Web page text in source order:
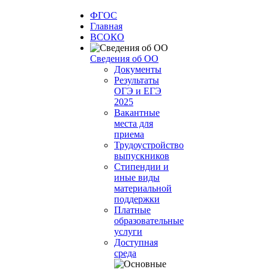
ФГОС
Главная
ВСОКО
Сведения об ОО
Документы
Результаты
ОГЭ и ЕГЭ
2025
Вакантные
места для
приема
Трудоустройство
выпускников
Стипендии и
иные виды
материальной
поддержки
Платные
образовательные
услуги
Доступная
среда